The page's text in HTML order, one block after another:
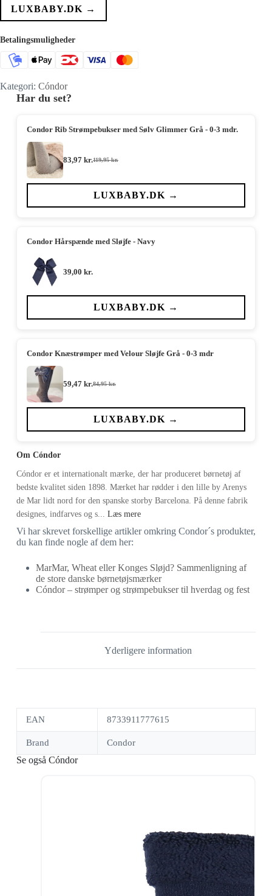
LUXBABY.DK →
Betalingsmuligheder
Kategori: Cóndor
Har du set?
Condor Rib Strømpebukser med Sølv Glimmer Grå - 0-3 mdr.
119,95kr.
Den
pris
var:
83,97 kr.Den
pris
er:
LUXBABY.DK →
Condor Hårspænde med Sløjfe - Navy
39,00 kr.
LUXBABY.DK →
Condor Knæstrømper med Velour Sløjfe Grå - 0-3 mdr
84,95kr.
Den
pris
var:
59,47 kr.Den
pris
er:
LUXBABY.DK →
Om Cóndor
Cóndor er et internationalt mærke, der har produceret børnetøj af
bedste kvalitet siden 1898. Mærket har rødder i den lille by Arenys
de Mar lidt nord for den spanske storby Barcelona. På denne fabrik
designes, indfarves og s... Læs mere
Vi har skrevet forskellige artikler omkring Condor´s produkter,
du kan finde nogle af dem her:
MarMar, Wheat eller Konges Sløjd? Sammenligning af
de store danske børnetøjsmærker
Cóndor – strømper og strømpebukser til hverdag og fest
Yderligere information
EAN 8733911777615
Brand Condor
Se også Cóndor